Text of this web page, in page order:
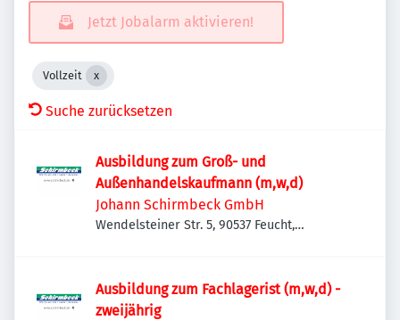
Jetzt Jobalarm aktivieren!
Vollzeit
Suche zurücksetzen
Ausbildung zum Groß- und
Außenhandelskaufmann (m,w,d)
Johann Schirmbeck GmbH
Wendelsteiner Str. 5, 90537 Feucht,
Ausbildung zum Fachlagerist (m,w,d) -
zweijährig